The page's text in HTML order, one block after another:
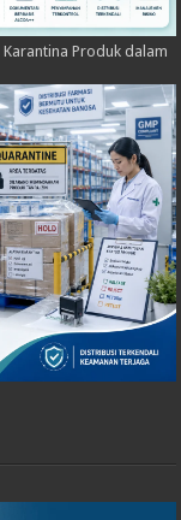
Produk dalam